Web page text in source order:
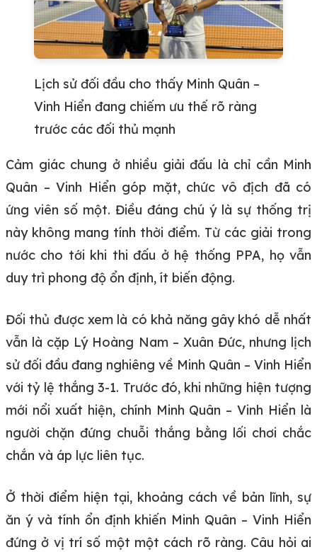
Lịch sử đối đầu cho thấy Minh Quân –
Vinh Hiển đang chiếm ưu thế rõ ràng
trước các đối thủ mạnh
Cảm giác chung ở nhiều giải đấu là chỉ cần Minh
Quân – Vinh Hiển góp mặt, chức vô địch đã có
ứng viên số một. Điều đáng chú ý là sự thống trị
này không mang tính thời điểm. Từ các giải trong
nước cho tới khi thi đấu ở hệ thống PPA, họ vẫn
duy trì phong độ ổn định, ít biến động.
Đối thủ được xem là có khả năng gây khó dễ nhất
vẫn là cặp Lý Hoàng Nam – Xuân Đức, nhưng lịch
sử đối đầu đang nghiêng về Minh Quân – Vinh Hiển
với tỷ lệ thắng 3-1. Trước đó, khi những hiện tượng
mới nổi xuất hiện, chính Minh Quân – Vinh Hiển là
người chặn đứng chuỗi thắng bằng lối chơi chắc
chắn và áp lực liên tục.
Ở thời điểm hiện tại, khoảng cách về bản lĩnh, sự
ăn ý và tính ổn định khiến Minh Quân – Vinh Hiển
đứng ở vị trí số một một cách rõ ràng. Câu hỏi ai